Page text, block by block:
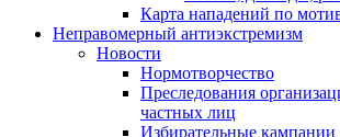
Карта нападений по
Неправомерный антиэкстремизм
Новости
Нормотворчество
Преследования
частных лиц
Избирательные кампании